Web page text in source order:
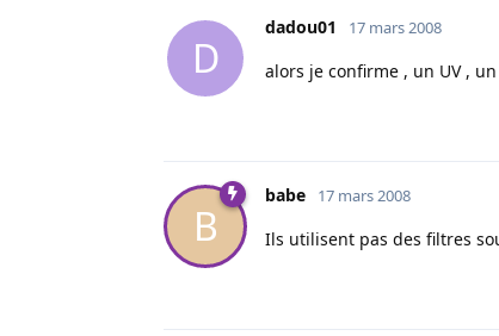
D
dadou01 17 mars 2008
alors je confirme , un UV ,
B
babe 17 mars 2008
Ils utilisent pas des filtres